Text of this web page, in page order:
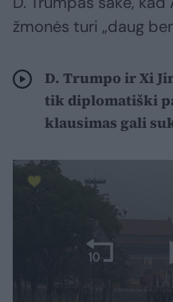
žmonės turi „daug
D. Trumpo ir Xi
tik diplomatiški
klausimas gali